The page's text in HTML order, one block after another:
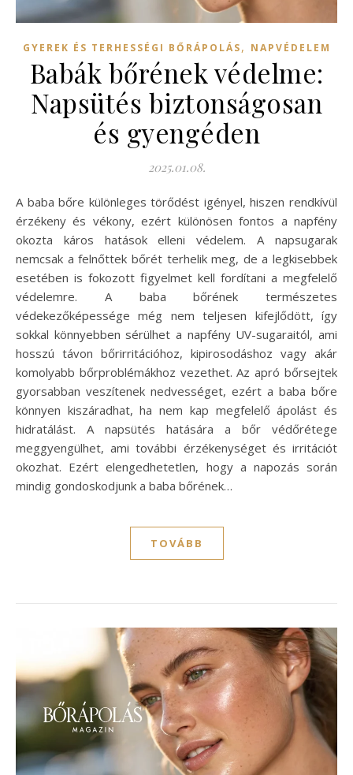
GYEREK ÉS TERHESSÉGI BŐRÁPOLÁS, NAPVÉDELEM
Babák bőrének védelme:
Napsütés biztonságosan
és gyengéden
2025.01.08.
A baba bőre különleges törődést igényel, hiszen rendkívül
érzékeny és vékony, ezért különösen fontos a napfény
okozta káros hatások elleni védelem. A napsugarak
nemcsak a felnőttek bőrét terhelik meg, de a legkisebbek
esetében is fokozott figyelmet kell fordítani a megfelelő
védelemre. A baba bőrének természetes
védekezőképessége még nem teljesen kifejlődött, így
sokkal könnyebben sérülhet a napfény UV-sugaraitól, ami
hosszú távon bőrirritációhoz, kipirosodáshoz vagy akár
komolyabb bőrproblémákhoz vezethet. Az apró bőrsejtek
gyorsabban veszítenek nedvességet, ezért a baba bőre
könnyen kiszáradhat, ha nem kap megfelelő ápolást és
hidratálást. A napsütés hatására a bőr védőrétege
meggyengülhet, ami további érzékenységet és irritációt
okozhat. Ezért elengedhetetlen, hogy a napozás során
mindig gondoskodjunk a baba bőrének…
TOVÁBB